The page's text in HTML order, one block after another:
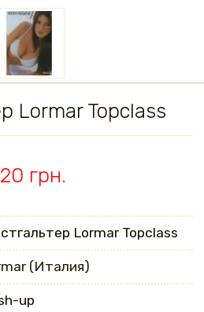
Lormar Topclass
грн.
Lormar Topclass
(Италия)
up